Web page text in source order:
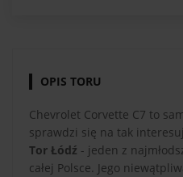
OPIS TORU
Chevrolet Corvette C7 to
sprawdzi się na tak
Tor Łódź - jeden z
całej Polsce. Jego